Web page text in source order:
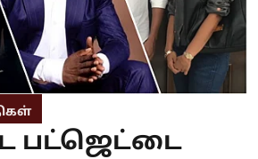
பட்ஜெட்டை